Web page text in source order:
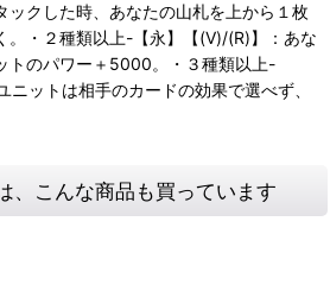
ックした時、あなたの山札を上から１枚
。・２種類以上-【永】【(V)/(R)】：あな
トのパワー＋5000。・３種類以上-
ニットは相手のカードの効果で選べず、
、こんな商品も買っています